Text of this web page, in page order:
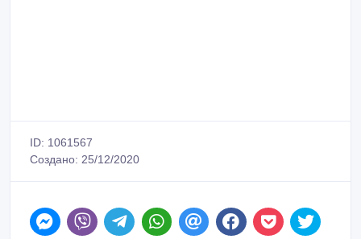
ID: 1061567
Создано: 25/12/2020